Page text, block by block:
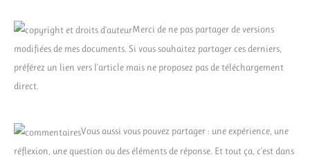
Merci de ne pas partager de versions
modifiées de mes documents. Si vous souhaitez partager ces derniers,
préférez un lien vers l'article mais ne proposez pas de téléchargement
direct.
Vous aussi vous pouvez partager : une expérience, une
réflexion, une question ou des éléments de réponse. Et tout ça, c'est dans